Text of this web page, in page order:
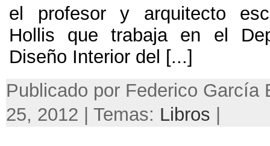
el profesor y arquitecto
Hollis que trabaja en el
Diseño Interior del [...]
Publicado por Federico García
25, 2012 | Temas: Libros |